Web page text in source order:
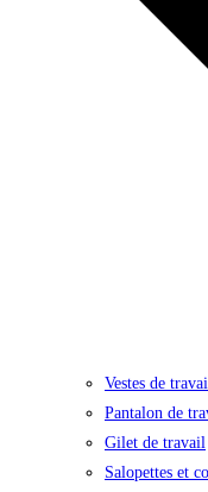
Vestes de
Pantalon de
Gilet de travail
Salopettes et